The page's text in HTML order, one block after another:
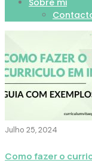
Sobre mi
Julho 25, 2024
Como fazer o